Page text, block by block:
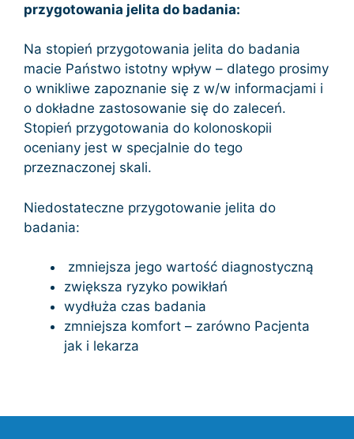
przygotowania jelita do badania:
Na stopień przygotowania jelita do badania
macie Państwo istotny wpływ – dlatego prosimy
o wnikliwe zapoznanie się z w/w informacjami i
o dokładne zastosowanie się do zaleceń.
Stopień przygotowania do kolonoskopii
oceniany jest w specjalnie do tego
przeznaczonej skali.
Niedostateczne przygotowanie jelita do
badania:
zmniejsza jego wartość diagnostyczną
zwiększa ryzyko powikłań
wydłuża czas badania
zmniejsza komfort – zarówno Pacjenta
jak i lekarza